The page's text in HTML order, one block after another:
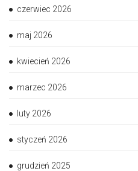
czerwiec 2026
maj 2026
kwiecień 2026
marzec 2026
luty 2026
styczeń 2026
grudzień 2025